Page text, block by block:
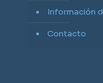
Información
Contacto